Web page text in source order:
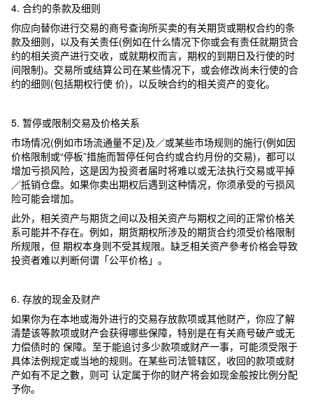
4. 合约的条款及细则
你应向替你进行交易的商号查询所买卖的有关期货或期权合约的条
款及细则，以及有关责任(例如在什么情况下你或会有责任就期货合
约的相关资产进行交收，或就期权而言，期权的到期日及行使的时
间限制)。交易所或结算公司在某些情况下，或会修改尚未行使的合
约的细则(包括期权行使 价)，以反映合约的相关资产的变化。
5. 暂停或限制交易及价格关系
市场情况(例如市场流通量不足)及／或某些市场规则的施行(例如因
价格限制或“停板”措施而暂停任何合约或合约月份的交易)，都可以
增加亏损风险，这是因为投资者届时将难以或无法执行交易或平掉
／抵销仓盘。如果你卖出期权后遇到这种情况，你须承受的亏损风
险可能会增加。
此外，相关资产与期货之间以及相关资产与期权之间的正常价格关
系可能并不存在。例如，期货期权所涉及的期货合约须受价格限制
所规限，但 期权本身则不受其规限。缺乏相关资产參考价格会导致
投资者难以判断何谓「公平价格」。
6. 存放的现金及财产
如果你为在本地或海外进行的交易存放款项或其他财产，你应了解
清楚该等款项或财产会获得哪些保障，特别是在有关商号破产或无
力偿债时的 保障。至于能追讨多少款项或财产一事，可能须受限于
具体法例规定或当地的规则。在某些司法管辖区，收回的款项或财
产如有不足之數，则可 认定属于你的财产将会如现金般按比例分配
予你。